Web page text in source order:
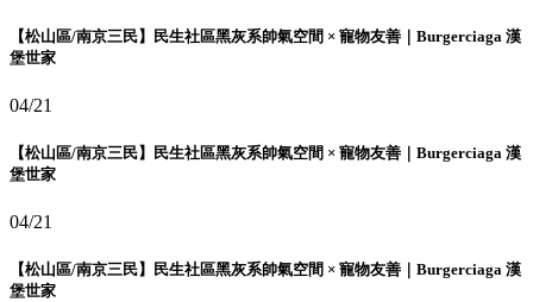
【松山區/南京三民】民生社區黑灰系帥氣空間 × 寵物友善｜Burgerciaga 漢
堡世家
04/21
【松山區/南京三民】民生社區黑灰系帥氣空間 × 寵物友善｜Burgerciaga 漢
堡世家
04/21
【松山區/南京三民】民生社區黑灰系帥氣空間 × 寵物友善｜Burgerciaga 漢
堡世家